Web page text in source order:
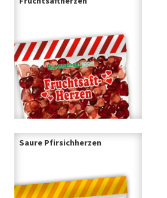
Saure Pfirsichherzen